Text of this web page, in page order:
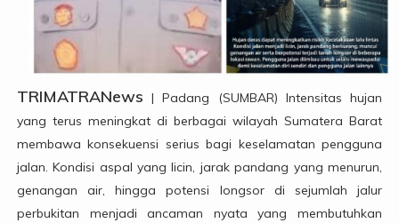
TRIMATRANews | Padang (SUMBAR) Intensitas hujan
yang terus meningkat di berbagai wilayah Sumatera Barat
membawa konsekuensi serius bagi keselamatan pengguna
jalan. Kondisi aspal yang licin, jarak pandang yang menurun,
genangan air, hingga potensi longsor di sejumlah jalur
perbukitan menjadi ancaman nyata yang membutuhkan